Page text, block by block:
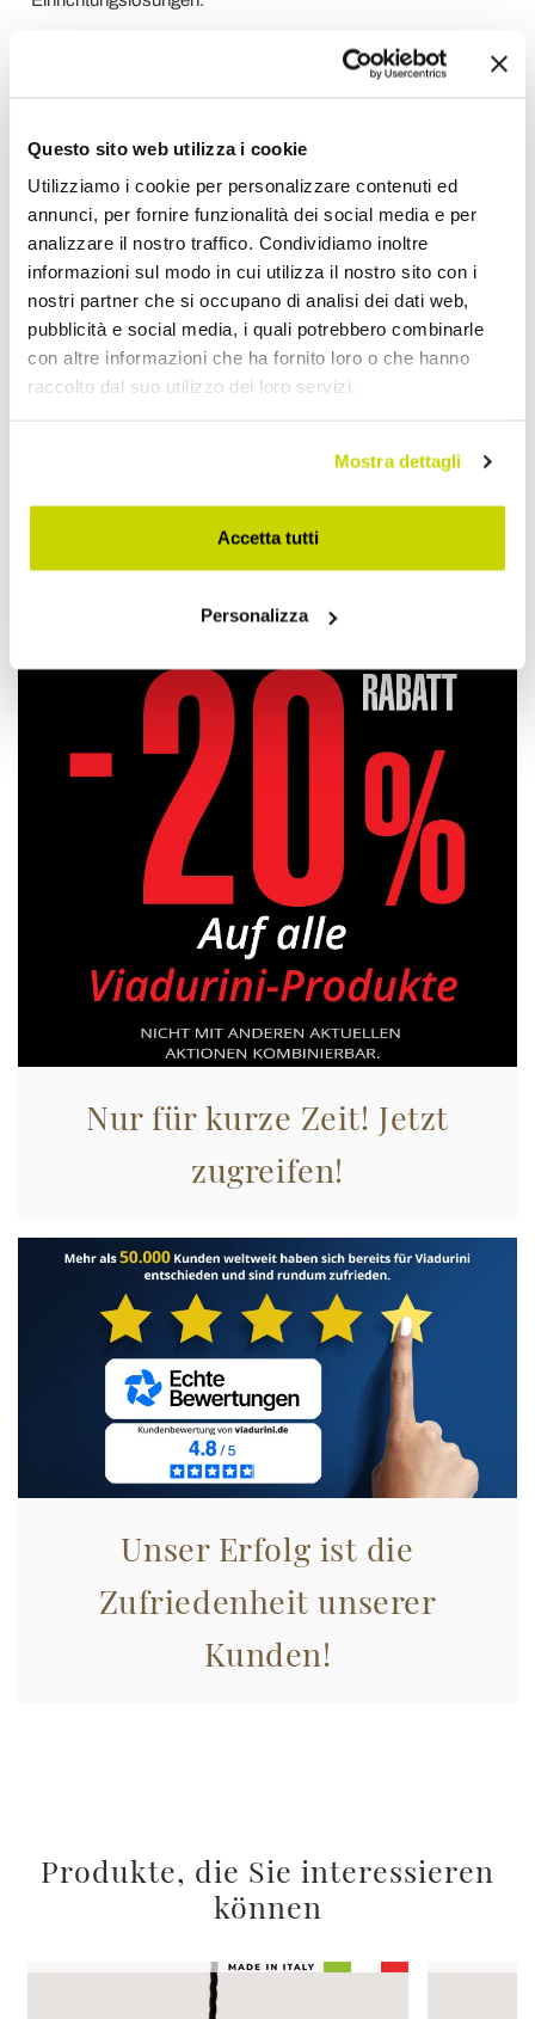
Questo sito web utilizza i cookie
Utilizziamo i cookie per personalizzare contenuti ed
annunci, per fornire funzionalità dei social media e per
analizzare il nostro traffico. Condividiamo inoltre
informazioni sul modo in cui utilizza il nostro sito con i
nostri partner che si occupano di analisi dei dati web,
pubblicità e social media, i quali potrebbero combinarle
con altre informazioni che ha fornito loro o che hanno
raccolto dal suo utilizzo dei loro servizi.
Mostra dettagli
Accetta tutti
Personalizza
Kunden Bewertungen
Um eine Bewertung zu verfassen, müssen Sie sich
anmelden
Nur für kurze Zeit! Jetzt
zugreifen!
Unser Erfolg ist die
Zufriedenheit unserer
Kunden!
Produkte, die Sie interessieren
können